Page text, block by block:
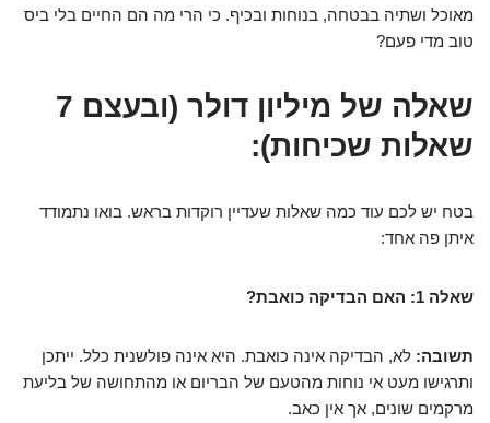
מאוכל ושתיה בבטחה, בנוחות ובכיף. כי הרי מה הם החיים בלי ביס
טוב מדי פעם?
שאלה של מיליון דולר (ובעצם 7
שאלות שכיחות):
בטח יש לכם עוד כמה שאלות שעדיין רוקדות בראש. בואו נתמודד
איתן פה אחד:
שאלה 1: האם הבדיקה כואבת?
תשובה: לא, הבדיקה אינה כואבת. היא אינה פולשנית כלל. ייתכן
ותרגישו מעט אי נוחות מהטעם של הבריום או מהתחושה של בליעת
מרקמים שונים, אך אין כאב.